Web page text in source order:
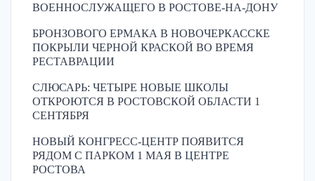
ВОЕННОСЛУЖАЩЕГО В РОСТОВЕ-НА-ДОНУ
БРОНЗОВОГО ЕРМАКА В НОВОЧЕРКАССКЕ
ПОКРЫЛИ ЧЕРНОЙ КРАСКОЙ ВО ВРЕМЯ
РЕСТАВРАЦИИ
СЛЮСАРЬ: ЧЕТЫРЕ НОВЫЕ ШКОЛЫ
ОТКРОЮТСЯ В РОСТОВСКОЙ ОБЛАСТИ 1
СЕНТЯБРЯ
НОВЫЙ КОНГРЕСС-ЦЕНТР ПОЯВИТСЯ
РЯДОМ С ПАРКОМ 1 МАЯ В ЦЕНТРЕ
РОСТОВА